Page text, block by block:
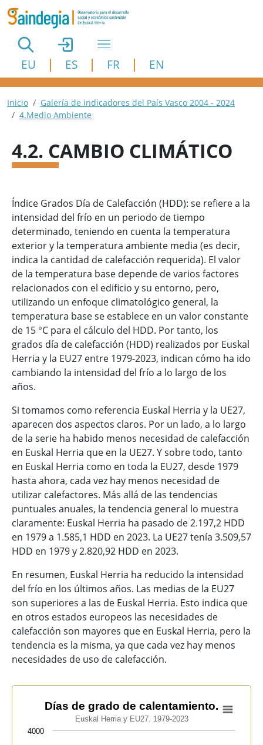
Pasar al contenido principal
EU ES FR EN
Ruta de navegación
Inicio
Galería de indicadores del País Vasco 2004 - 2024
4.Medio Ambiente
4.2. CAMBIO CLIMÁTICO
Índice Grados Día de Calefacción (HDD): se refiere a la
intensidad del frío en un periodo de tiempo
determinado, teniendo en cuenta la temperatura
exterior y la temperatura ambiente media (es decir,
indica la cantidad de calefacción requerida). El valor
de la temperatura base depende de varios factores
relacionados con el edificio y su entorno, pero,
utilizando un enfoque climatológico general, la
temperatura base se establece en un valor constante
de 15 °C para el cálculo del HDD. Por tanto, los
grados día de calefacción (HDD) realizados por Euskal
Herria y la EU27 entre 1979-2023, indican cómo ha ido
cambiando la intensidad del frío a lo largo de los
años.
Si tomamos como referencia Euskal Herria y la UE27,
aparecen dos aspectos claros. Por un lado, a lo largo
de la serie ha habido menos necesidad de calefacción
en Euskal Herria que en la UE27. Y sobre todo, tanto
en Euskal Herria como en toda la EU27, desde 1979
hasta ahora, cada vez hay menos necesidad de
utilizar calefactores. Más allá de las tendencias
puntuales anuales, la tendencia general lo muestra
claramente: Euskal Herria ha pasado de 2.197,2 HDD
en 1979 a 1.585,1 HDD en 2023. La UE27 tenía 3.509,57
HDD en 1979 y 2.820,92 HDD en 2023.
En resumen, Euskal Herria ha reducido la intensidad
del frío en los últimos años. Las medias de la EU27
son superiores a las de Euskal Herria. Esto indica que
en otros estados europeos las necesidades de
calefacción son mayores que en Euskal Herria, pero la
tendencia es la misma, ya que cada vez hay menos
necesidades de uso de calefacción.
Días de grado de calentamiento.
Line chart with 2 lines.
Euskal Herria y EU27. 1979-2023
Días de grado de calentamiento.
Euskal Herria y EU27. 1979-2023
4000